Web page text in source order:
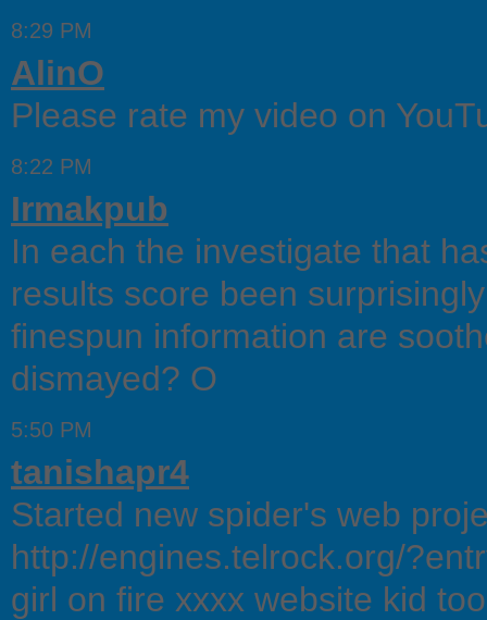
8:29 PM
AlinO
Please rate my video on
8:22 PM
Irmakpub
In each the investigate that
results score been
finespun information are
dismayed? O
5:50 PM
tanishapr4
Started new spider's web
http://engines.telrock.org/
girl on fire xxxx website kid